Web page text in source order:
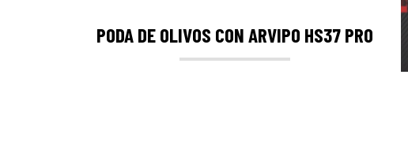
PODA DE OLIVOS CON ARVIPO HS37 PRO